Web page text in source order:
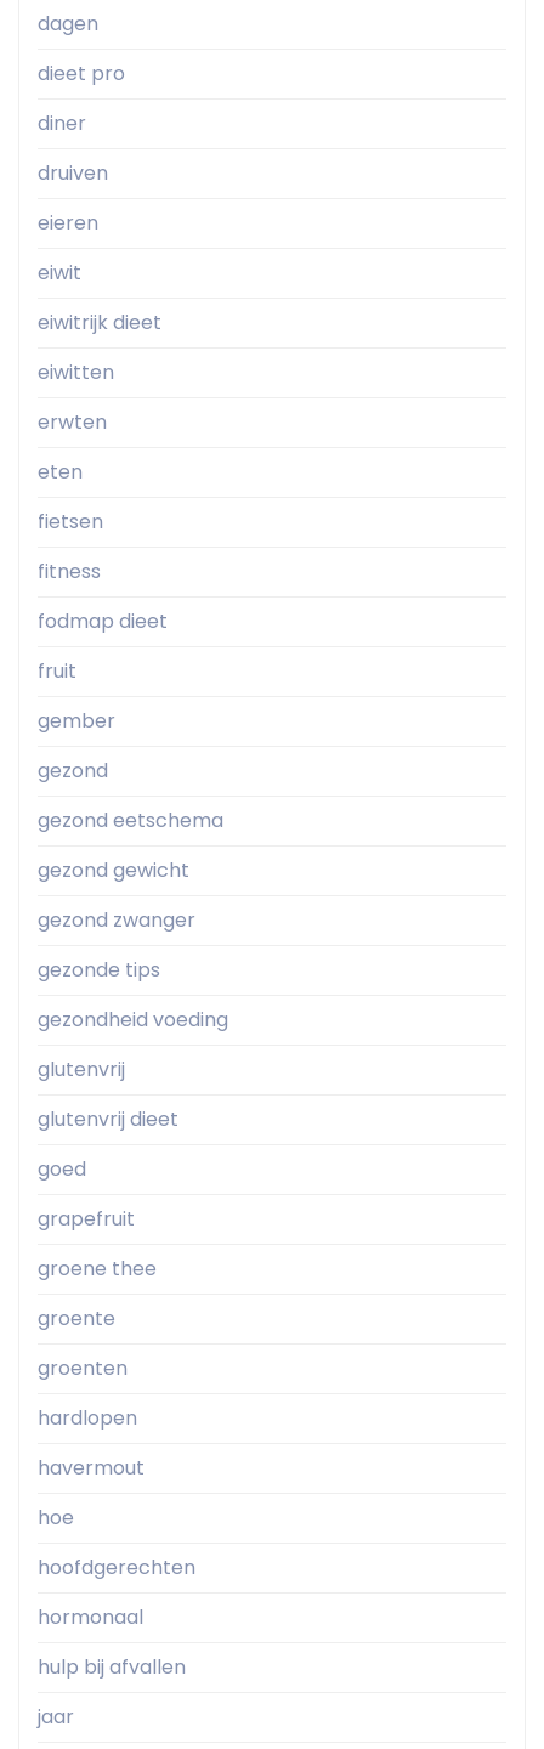
dagen
dieet pro
diner
druiven
eieren
eiwit
eiwitrijk dieet
eiwitten
erwten
eten
fietsen
fitness
fodmap dieet
fruit
gember
gezond
gezond eetschema
gezond gewicht
gezond zwanger
gezonde tips
gezondheid voeding
glutenvrij
glutenvrij dieet
goed
grapefruit
groene thee
groente
groenten
hardlopen
havermout
hoe
hoofdgerechten
hormonaal
hulp bij afvallen
jaar